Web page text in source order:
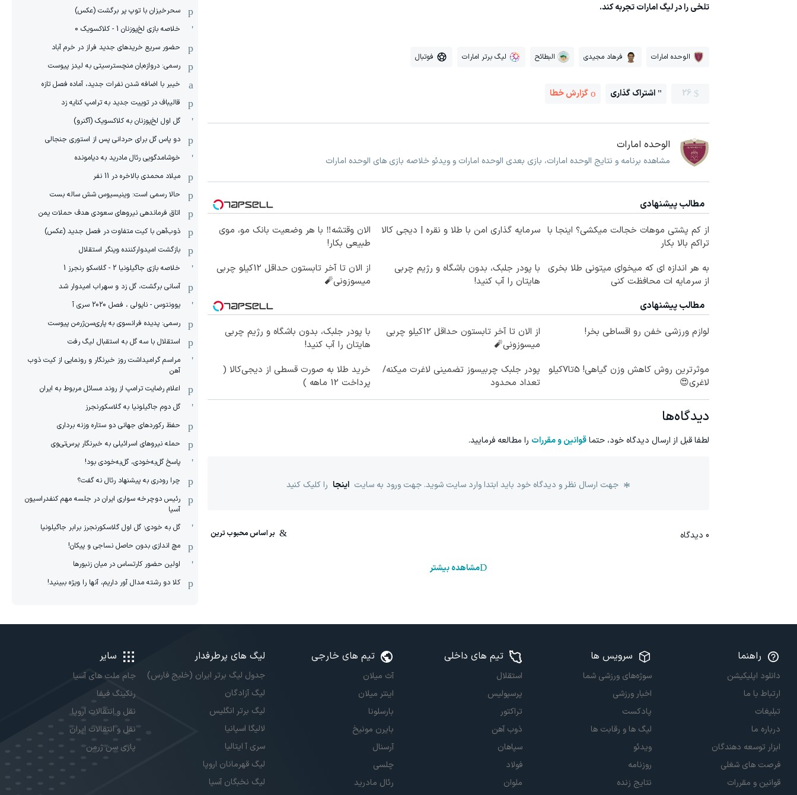
تلخی را در لیگ امارات تجربه کند.
الوحده امارات فرهاد مجیدی البطائح لیگ برتر امارات فوتبال
26 اشتراک گذاری گزارش خطا
الوحده امارات
مشاهده برنامه و نتایج الوحده امارات، بازی بعدی الوحده امارات و ویدئو خلاصه بازی های الوحده امارات
مطالب پیشنهادی
از کم پشتی موهات خجالت میکشی؟ اینجا با
تراکم بالا بکار
سرمایه گذاری امن با طلا و نقره | دیجی کالا
الان وقتشه‼️ با هر وضعیت بانک مو، موی
طبیعی بکار!
به هر اندازه ای که میخوای میتونی طلا بخری
از سرمایه ات محافظت کنی
با پودر جلبک، بدون باشگاه و رژیم چربی
هایتان را آب کنید!
از الان تا آخر تابستون حداقل 12کیلو چربی
میسوزونی🧨
مطالب پیشنهادی
لوازم ورزشی خفن رو اقساطی بخر!
از الان تا آخر تابستون حداقل 12کیلو چربی
میسوزونی🧨
با پودر جلبک، بدون باشگاه و رژیم چربی
هایتان را آب کنید!
موثرترین روش کاهش وزن گیاهی! 5تا۷کیلو
لاغری😍
پودر جلبک چربیسوز تضمینی لاغرت میکنه/
تعداد محدود
خرید طلا به صورت قسطی از دیجی‌کالا (
پرداخت 12 ماهه )
دیدگاه‌ها
لطفا قبل از ارسال دیدگاه خود، حتماقوانین و مقررات را مطالعه فرمایید.
جهت ارسال نظر و دیدگاه خود باید ابتدا وارد سایت شوید. جهت ورود به سایت اینجا را کلیک کنید
0 دیدگاه
مشاهده بیشتر
سحرخیزان با توپ پر برگشت (عکس)
خلاصه بازی لخ‌پوزنان 1 - کلاکسویک 0
حضور سریع خریدهای جدید فراز در خرم آباد
رسمی: دروازه‌بان منچسترسیتی به لیدز پیوست
خیبر با اضافه شدن نفرات جدید، آماده فصل تازه
قالیباف در توییت جدید به ترامپ کنایه زد
گل اول لخ‌پوزنان به کلاکسویک (آگنرو)
دو پاس گل برای حردانی پس از استوری جنجالی
خوشامدگویی رئال مادرید به دیامونده
میلاد محمدی بالاخره در 11 نفر
حالا رسمی است: وینیسیوس شش ساله بست
اتاق فرماندهی نیروهای سعودی هدف حملات یمن
ذوب‌آهن با کیت متفاوت در فصل جدید (عکس)
بازگشت امیدوارکننده وینگر استقلال
خلاصه بازی جاگیلونیا 2 - گلاسکو رنجرز 1
آسانی برگشت، گل زد و سهراب امیدوار شد
یوونتوس - ناپولی ، فصل 2020 سری آ
رسمی: پدیده فرانسوی به پاری‌سن‌ژرمن پیوست
استقلال با سه گل به استقبال لیگ رفت
مراسم گرامیداشت روز خبرنگار و رونمایی از کیت ذوب
آهن
اعلام رضایت ترامپ از روند مسائل مربوط به ایران
گل دوم جاگیلونیا به گلاسکورنجرز
حفظ رکوردهای جهانی دو ستاره وزنه برداری
حمله نیروهای اسرائیلی به خبرنگار پرس‌تی‌وی
پاسخ گل‌به‌خودی، گل‌به‌خودی بود!
چرا رودری به پیشنهاد رئال نه گفت؟
رئیس دوچرخه سواری ایران در جلسه مهم کنفدراسیون
آسیا
گل به خودی؛ گل اول گلاسکورنجرز برابر جاگیلونیا
مچ اندازی بدون حاصل نساجی و پیکان!
اولین حضور کارتساس در میان زنبورها
کلا دو‌ رشته مدال آور داریم، آنها را ویژه ببینید!
راهنما
دانلود اپلیکیشن
ارتباط با ما
تبلیغات
درباره ما
ابزار توسعه دهندگان
فرصت های شغلی
قوانین و مقررات
سرویس ها
سوژه‌های ورزشی شما
اخبار ورزشی
پادکست
لیگ ها و رقابت ها
ویدئو
روزنامه
نتایج زنده
تیم های داخلی
استقلال
پرسپولیس
تراکتور
ذوب آهن
سپاهان
فولاد
ملوان
تیم های خارجی
آث میلان
اینتر میلان
بارسلونا
بایرن مونیخ
آرسنال
چلسی
رئال مادرید
لیگ های پرطرفدار
جدول لیگ برتر ایران (خلیج فارس)
لیگ آزادگان
لیگ برتر انگلیس
لالیگا اسپانیا
سری آ ایتالیا
لیگ قهرمانان اروپا
لیگ نخبگان آسیا
سایر
جام ملت های آسیا
رنکینگ فیفا
نقل و انتقالات اروپا
نقل و انتقالات ایران
پاری سن ژرمن